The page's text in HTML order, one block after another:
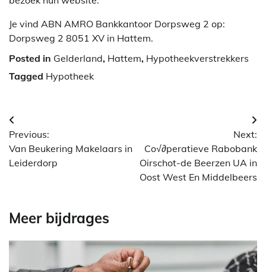
Je vind ABN AMRO Bankkantoor Dorpsweg 2 op:
Dorpsweg 2 8051 XV in Hattem.
Posted in Gelderland, Hattem, Hypotheekverstrekkers
Tagged Hypotheek
Berichtnavigatie
Previous:
Van Beukering Makelaars in
Leiderdorp
Next:
Co√∂peratieve Rabobank
Oirschot-de Beerzen UA in
Oost West En Middelbeers
Meer bijdrages